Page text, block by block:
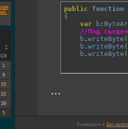
public function
{
var
b :
//Под
b . writeByte (
b . writeByte (
b . writeByte (
...
Размещено в Без
>
Сб
1
8
15
22
29
5